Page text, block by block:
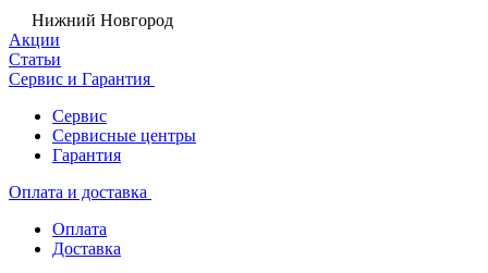
Нижний Новгород
Акции
Статьи
Сервис и Гарантия
Сервис
Сервисные центры
Гарантия
Оплата и доставка
Оплата
Доставка